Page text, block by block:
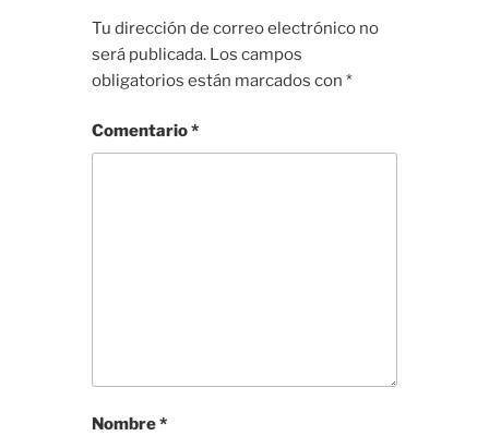
Tu dirección de correo electrónico no
será publicada. Los campos
obligatorios están marcados con *
Comentario*
Nombre*